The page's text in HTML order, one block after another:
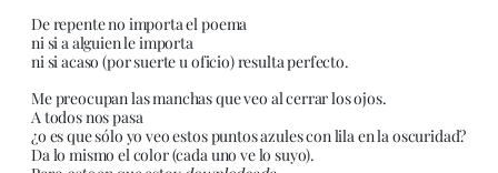
De repente no importa el poema
ni si a alguien le importa
ni si acaso (por suerte u oficio) resulta perfecto.
Me preocupan las manchas que veo al cerrar los ojos.
A todos nos pasa
¿o es que sólo yo veo estos puntos azules con lila en la oscuridad?
Da lo mismo el color (cada uno ve lo suyo).